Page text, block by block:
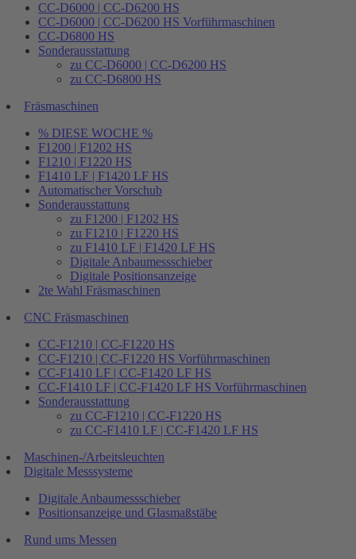
CC-D6000 | CC-D6200 HS
CC-D6000 | CC-D6200 HS Vorführmaschinen
CC-D6800 HS
Sonderausstattung
zu CC-D6000 | CC-D6200 HS
zu CC-D6800 HS
Fräsmaschinen
% DIESE WOCHE %
F1200 | F1202 HS
F1210 | F1220 HS
F1410 LF | F1420 LF HS
Automatischer Vorschub
Sonderausstattung
zu F1200 | F1202 HS
zu F1210 | F1220 HS
zu F1410 LF | F1420 LF HS
Digitale Anbaumessschieber
Digitale Positionsanzeige
2te Wahl Fräsmaschinen
CNC Fräsmaschinen
CC-F1210 | CC-F1220 HS
CC-F1210 | CC-F1220 HS Vorführmaschinen
CC-F1410 LF | CC-F1420 LF HS
CC-F1410 LF | CC-F1420 LF HS Vorführmaschinen
Sonderausstattung
zu CC-F1210 | CC-F1220 HS
zu CC-F1410 LF | CC-F1420 LF HS
Maschinen-/Arbeitsleuchten
Digitale Messsysteme
Digitale Anbaumessschieber
Positionsanzeige und Glasmaßstäbe
Rund ums Messen